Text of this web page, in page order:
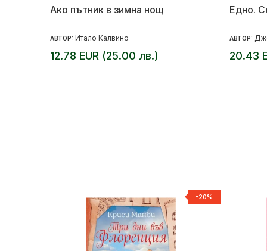
Ако пътник в зимна нощ
АВТОР: Итало Калвино
12.78 EUR (25.00 лв.)
Едно.
АВТОР:
20.43
-20%